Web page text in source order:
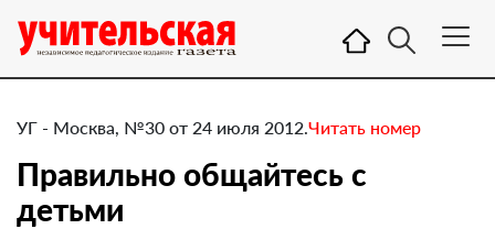
УГ - Москва, №30 от 24 июля 2012.Читать номер
Правильно общайтесь с
детьми